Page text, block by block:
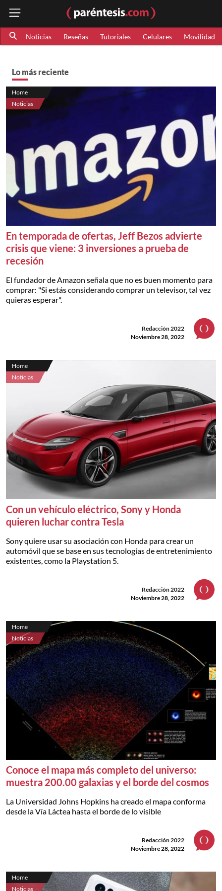
Noticias Reseñas Tutoriales Celulares Movilidad
Lo más reciente
Home
Noticias
En temporada de ofertas, Jeff Bezos advierte
crisis que viene: 3 inversiones a prueba de
recesión
El fundador de Amazon señala que no es buen momento para
comprar: "Si estás considerando comprar un televisor, tal vez
quieras esperar".
Redacción 2022
Noviembre 28, 2022
Home
Noticias
Con un vehículo eléctrico, Sony y Honda
quieren luchar contra Tesla
Sony quiere usar su asociación con Honda para crear un
automóvil que se base en sus tecnologías de entretenimiento
existentes, como la Playstation 5.
Redacción 2022
Noviembre 28, 2022
Home
Noticias
Conoce el mapa más completo del universo:
muestra 200.00 galaxias y el borde del cosmos
La Universidad Johns Hopkins ha creado el mapa conforma
desde la Vía Láctea hasta el borde de lo visible
Redacción 2022
Noviembre 28, 2022
Home
Noticias